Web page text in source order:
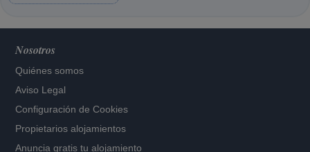
Nosotros
Quiénes somos
Aviso Legal
Configuración de Cookies
Propietarios alojamientos
Anuncia gratis tu alojamiento